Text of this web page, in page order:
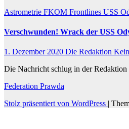
Astrometrie FKOM Frontlines USS
Verschwunden! Wrack der USS
1. Dezember 2020 Die Redaktion
Die Nachricht schlug in der
Federation Prawda
Stolz präsentiert von WordPress